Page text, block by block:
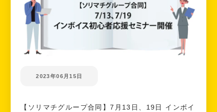
2023年06月15日
【ソリマチグループ合同】7月13日、19日 インボイ